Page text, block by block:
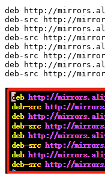
deb http://
deb-src http://
deb http://
deb-src http://
deb http://
deb-src http://
deb http://